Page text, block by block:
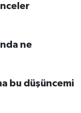
ne
bu düşüncemi